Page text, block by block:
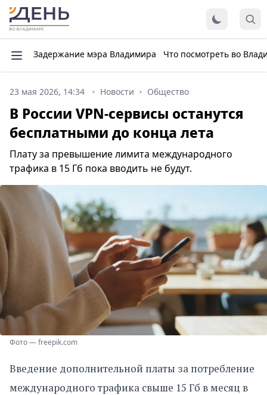
Задержание мэра Владимира Что посмотреть во
23 мая 2026, 14:34 Новости Общество
В России VPN-сервисы останутся
бесплатными до конца лета
Плату за превышение лимита международного
трафика в 15 Гб пока вводить не будут.
Фото — freepik.com
Введение дополнительной платы за потребление
международного трафика свыше 15 Гб в месяц в